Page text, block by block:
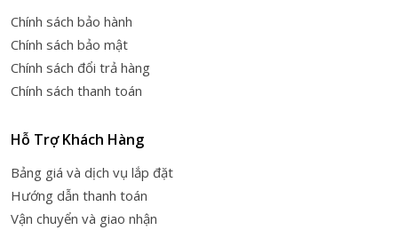
Chính sách bảo hành
Chính sách bảo mật
Chính sách đổi trả hàng
Chính sách thanh toán
Hỗ Trợ Khách Hàng
Bảng giá và dịch vụ lắp đặt
Hướng dẫn thanh toán
Vận chuyển và giao nhận